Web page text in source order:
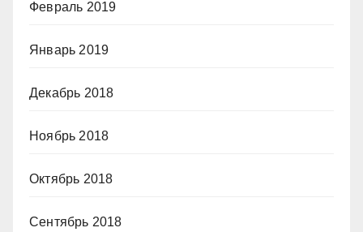
Февраль 2019
Январь 2019
Декабрь 2018
Ноябрь 2018
Октябрь 2018
Сентябрь 2018